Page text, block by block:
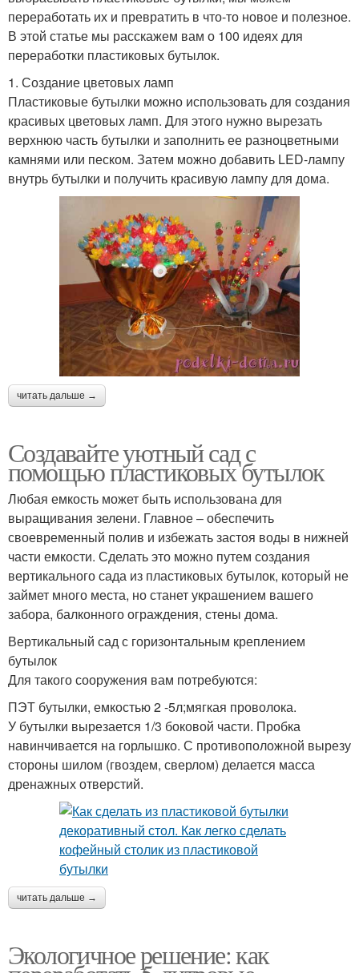
переработать их и превратить в что-то новое и полезное.
В этой статье мы расскажем вам о 100 идеях для
переработки пластиковых бутылок.
1. Создание цветовых ламп
Пластиковые бутылки можно использовать для создания
красивых цветовых ламп. Для этого нужно вырезать
верхнюю часть бутылки и заполнить ее разноцветными
камнями или песком. Затем можно добавить LED-лампу
внутрь бутылки и получить красивую лампу для дома.
читать дальше →
Создавайте уютный сад с
помощью пластиковых бутылок
Любая емкость может быть использована для
выращивания зелени. Главное – обеспечить
своевременный полив и избежать застоя воды в нижней
части емкости. Сделать это можно путем создания
вертикального сада из пластиковых бутылок, который не
займет много места, но станет украшением вашего
забора, балконного ограждения, стены дома.
Вертикальный сад с горизонтальным креплением
бутылок
Для такого сооружения вам потребуются:
ПЭТ бутылки, емкостью 2 -5л;мягкая проволока.
У бутылки вырезается 1/3 боковой части. Пробка
навинчивается на горлышко. С противоположной вырезу
стороны шилом (гвоздем, сверлом) делается масса
дренажных отверстий.
читать дальше →
Экологичное решение: как